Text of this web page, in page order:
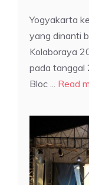
Yogyakarta
yang dinanti
Kolaboraya
pada tanggal
Bloc ... Read